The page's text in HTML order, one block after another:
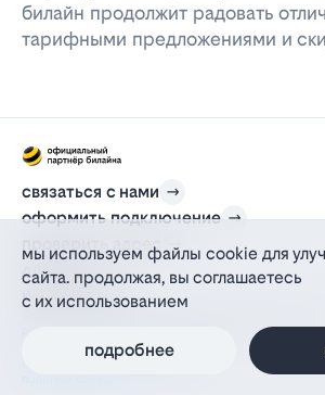
билайн продолжит радовать
тарифными предложениями и
связаться с нами
оформить подключение
проверить адрес
для дома
информация
действующий на основании агентского договора
политика персональных данных
политика конфиденциальности
мы используем файлы cookie для
сайта. продолжая, вы соглашаетесь
с их использованием
подробнее